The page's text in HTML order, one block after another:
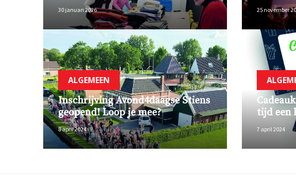
30 januari 2026 25 november
ALGEMEEN
Inschrijving Avond4daagse Stiens
geopend! Loop je mee?
8 april 2024
tijd een
7 april 2024